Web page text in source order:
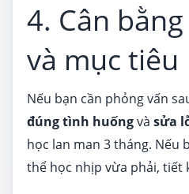
4. Cân
và mục tiêu
Nếu bạn cần phỏng vấn
đúng tình huốngvà sửa
học lan man 3 tháng. Nếu
thể học nhịp vừa phải, tiết